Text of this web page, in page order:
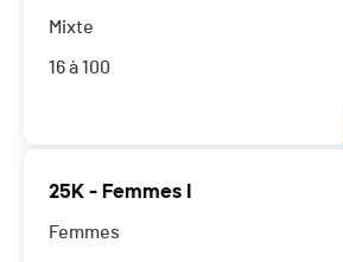
Mixte
16 à 100
25K - Femmes I
Femmes